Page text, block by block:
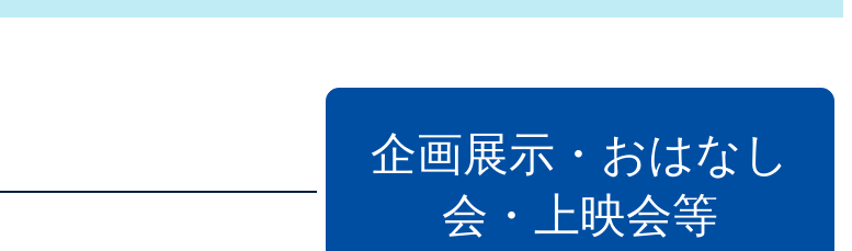
館支援サービス
企画展示・おはなし
会・上映会等